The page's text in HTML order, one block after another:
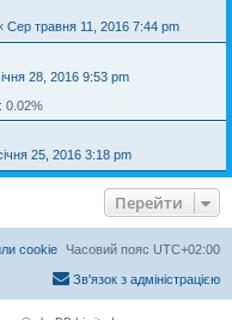
Сер травня 11, 2016 7:44 pm
28, 2016 9:53 pm
0.02%
25, 2016 3:18 pm
Перейти
Часовий пояс UTC+02:00
cookie
Зв'язок з адміністрацією